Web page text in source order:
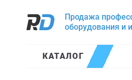
Продажа
оборудования и
КАТАЛОГ